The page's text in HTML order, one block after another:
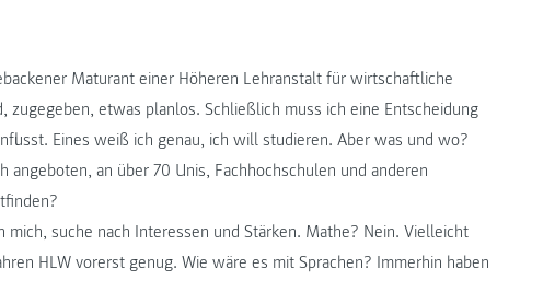
Maturant einer Höheren Lehranstalt für wirtschaftliche
zugegeben, etwas planlos. Schließlich muss ich eine Entscheidung
Eines weiß ich genau, ich will studieren. Aber was und wo?
an über 70 Unis, Fachhochschulen und anderen
suche nach Interessen und Stärken. Mathe? Nein. Vielleicht
HLW vorerst genug. Wie wäre es mit Sprachen? Immerhin haben